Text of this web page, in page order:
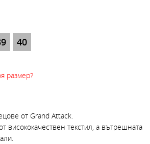
40
размер?
от Grand Attack.
висококачествен текстил, а вътрешната